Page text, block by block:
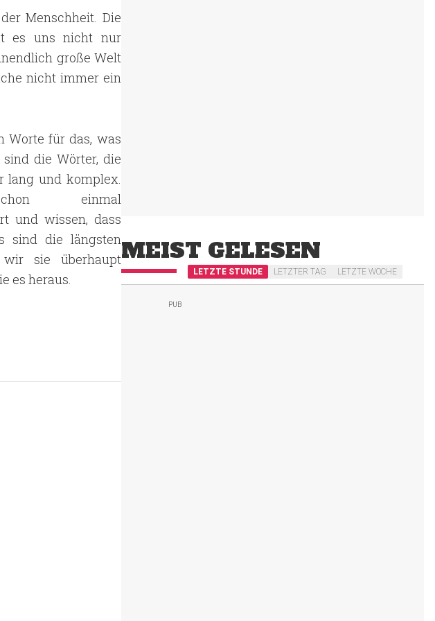
Menschheit. Die
es uns nicht nur
große Welt
nicht immer ein
Worte für das, was
die Wörter, die
lang und komplex.
einmal
und wissen, dass
sind die längsten
sie überhaupt
es heraus.
MEIST GELESEN
LETZTE STUNDE LETZTER TAG LETZTE WOCHE